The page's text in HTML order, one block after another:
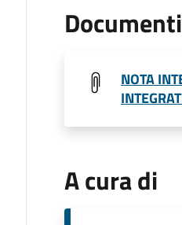
Documenti
NOTA
A cura di